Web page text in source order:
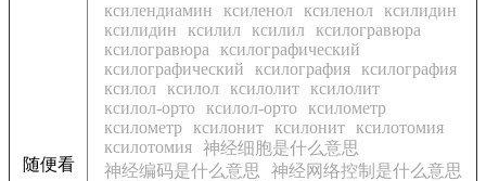
随便看
ксилендиамин ксиленол ксиленол
ксилидин
ксилидин
ксилил ксилил
ксилогравюра
ксилогравюра
ксилографический
ксилографический
ксилография ксилография
ксилол
ксилол ксилолит ксилолит
ксилол-орто ксилол-орто ксилометр
ксилометр ксилонит ксилонит ксилотомия
ксилотомия 神经细胞是什么意思
神经编码是什么意思
神经网络控制是什么意思